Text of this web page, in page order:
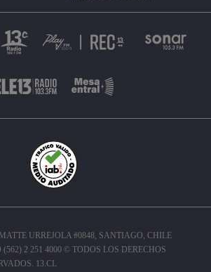
URREJOLA #0848, SANTIAGO, CHILE
(562) 2 251 4000 © TODOS LOS DERECHOS
13.CL